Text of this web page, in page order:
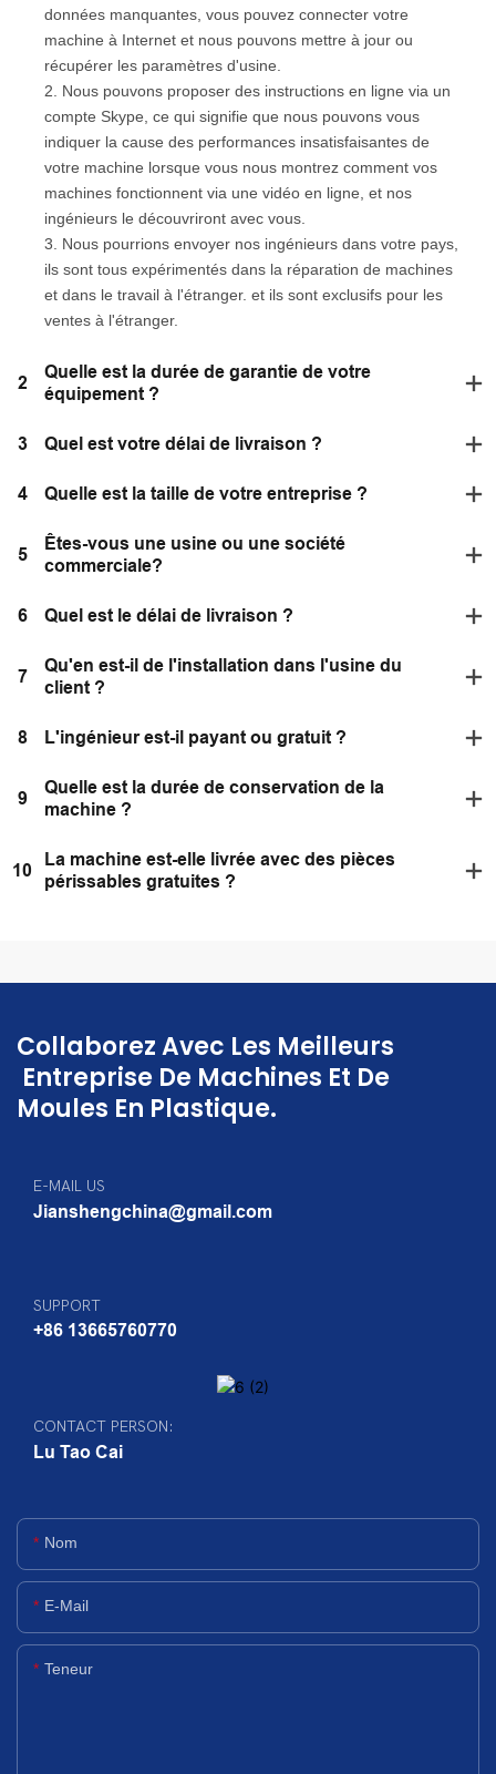
données manquantes, vous pouvez connecter votre
machine à Internet et nous pouvons mettre à jour ou
récupérer les paramètres d'usine.
2. Nous pouvons proposer des instructions en ligne via un
compte Skype, ce qui signifie que nous pouvons vous
indiquer la cause des performances insatisfaisantes de
votre machine lorsque vous nous montrez comment vos
machines fonctionnent via une vidéo en ligne, et nos
ingénieurs le découvriront avec vous.
3. Nous pourrions envoyer nos ingénieurs dans votre pays,
ils sont tous expérimentés dans la réparation de machines
et dans le travail à l'étranger. et ils sont exclusifs pour les
ventes à l'étranger.
2
Quelle est la durée de garantie de votre
équipement ?
3 Quel est votre délai de livraison ?
4 Quelle est la taille de votre entreprise ?
5
Êtes-vous une usine ou une société
commerciale?
6 Quel est le délai de livraison ?
7
Qu'en est-il de l'installation dans l'usine du
client ?
8 L'ingénieur est-il payant ou gratuit ?
9
Quelle est la durée de conservation de la
machine ?
10
La machine est-elle livrée avec des pièces
périssables gratuites ?
Collaborez Avec Les Meilleurs
Entreprise De Machines Et De
Moules En Plastique.
E-MAIL US
Jianshengchina@gmail.com
SUPPORT
+86 13665760770
CONTACT PERSON:
Lu Tao Cai
Nom
E-Mail
Teneur